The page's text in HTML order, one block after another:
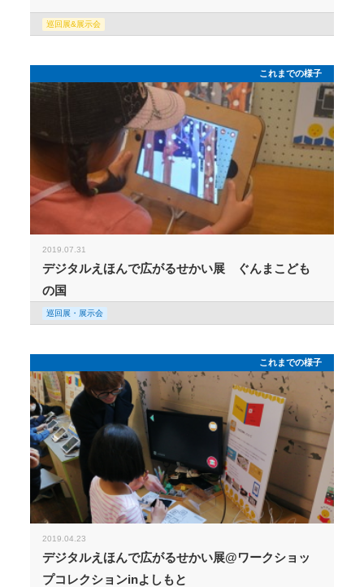
巡回展&展示会
これまでの様子
2019.07.31
デジタルえほんで広がるせかい展 ぐんまこども
の国
巡回展・展示会
これまでの様子
2019.04.23
デジタルえほんで広がるせかい展@ワークショッ
プコレクションinよしもと